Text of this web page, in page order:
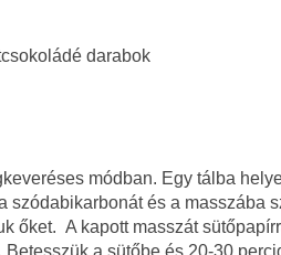
darabok
módban. Egy tálba
és a masszába
őket. A kapott masszát
a sütőbe és 20-30